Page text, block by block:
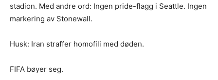
stadion. Med andre ord: Ingen pride-flagg i Seattle. Ingen
markering av Stonewall.
Husk: Iran straffer homofili med døden.
FIFA bøyer seg.